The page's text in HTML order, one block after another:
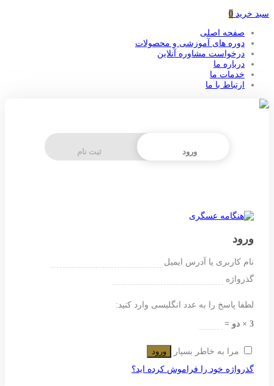
سبد خرید 0
صفحه اصلی
دوره های آموزشی و محصولات
درخواست مشاوره آنلاین
درباره ما
خدمات ما
ارتباط با ما
ورود ثبت نام
ورود
نام کاربری یا آدرس ایمیل
گذرواژه
لطفا پاسخ را به عدد انگلیسی وارد کنید:
3 × دو =
مرا به خاطر بسپار
ورود
گذرواژه خود را فراموش کرده اید؟